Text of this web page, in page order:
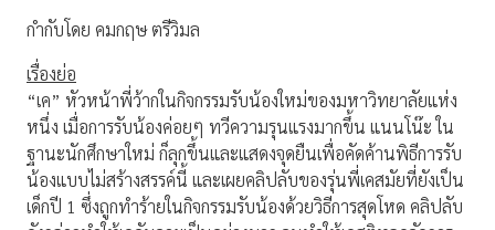
กำกับโดย คมกฤษ ตรีวิมล
เรื่องย่อ
“เค” หัวหน้าพี่ว้ากในกิจกรรมรับน้องใหม่ของมหาวิทยาลัยแห่ง
หนึ่ง เมื่อการรับน้องค่อยๆ ทวีความรุนแรงมากขึ้น แนนโน๊ะ ใน
ฐานะนักศึกษาใหม่ ก็ลุกขึ้นและแสดงจุดยืนเพื่อคัดค้านพิธีการรับ
น้องแบบไม่สร้างสรรค์นี้ และเผยคลิปลับของรุ่นพี่เคสมัยที่ยังเป็น
เด็กปี 1 ซึ่งถูกทำร้ายในกิจกรรมรับน้องด้วยวิธีการสุดโหด คลิปลับ